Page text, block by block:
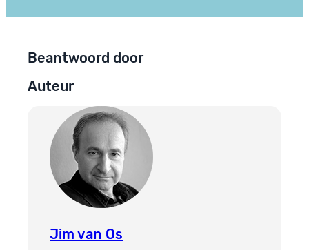
Beantwoord door
Auteur
Jim van Os